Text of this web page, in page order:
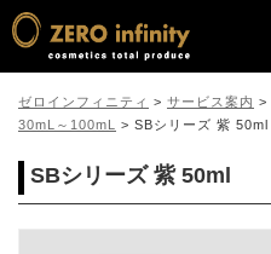
ゼロインフィニティ > サービス案内 >
30mL～100mL
> SBシリーズ 紫 50ml
SBシリーズ 紫 50ml